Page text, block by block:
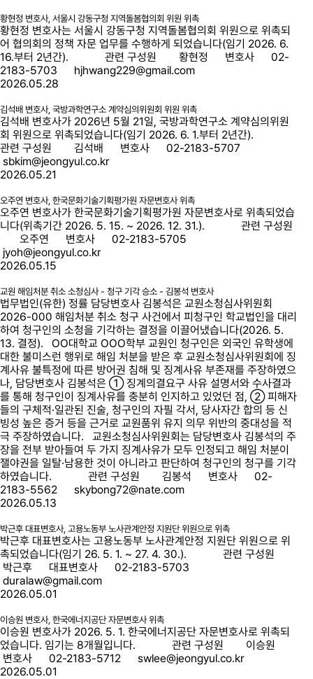
황현정 변호사, 서울시 강동구청 지역돌봄협의회 위원 위촉
황현정 변호사는 서울시 강동구청 지역돌봄협의회 위원으로 위촉되
어 협의회의 정책 자문 업무를 수행하게 되었습니다(임기 2026. 6.
16.부터 2년간). 관련 구성원 황현정 변호사 02-
2183-5703 hjhwang229@gmail.com
2026.05.28
김석배 변호사, 국방과학연구소 계약심의위원회 위원 위촉
김석배 변호사가 2026년 5월 21일, 국방과학연구소 계약심의위원
회 위원으로 위촉되었습니다(임기 2026. 6. 1.부터 2년간).
관련 구성원 김석배 변호사 02-2183-5707
sbkim@jeongyul.co.kr
2026.05.21
오주연 변호사, 한국문화기술기획평가원 자문변호사 위촉
오주연 변호사가 한국문화기술기획평가원 자문변호사로 위촉되었습
니다(위촉기간 2026. 5. 15. ~ 2026. 12. 31.). 관련 구성원
오주연 변호사 02-2183-5705
jyoh@jeongyul.co.kr
2026.05.15
교원 해임처분 취소 소청심사 - 청구 기각 승소 - 김봉석 변호사
법무법인(유한) 정률 담당변호사 김봉석은 교원소청심사위원회
2026-000 해임처분 취소 청구 사건에서 피청구인 학교법인을 대리
하여 청구인의 소청을 기각하는 결정을 이끌어냈습니다(2026. 5.
13. 결정). OO대학교 OOO학부 교원인 청구인은 외국인 유학생에
대한 불미스런 행위로 해임 처분을 받은 후 교원소청심사위원회에 징
계사유 불특정에 따른 방어권 침해 및 징계사유 부존재를 주장하였으
나, 담당변호사 김봉석은 ① 징계의결요구 사유 설명서와 수사결과
를 통해 청구인이 징계사유를 충분히 인지하고 있었던 점, ② 피해자
들의 구체적·일관된 진술, 청구인의 자필 각서, 당사자간 합의 등 신
빙성 높은 증거 등을 근거로 교원품위 유지 의무 위반의 중대성을 적
극 주장하였습니다. 교원소청심사위원회는 담당변호사 김봉석의 주
장을 전부 받아들여 두 가지 징계사유가 모두 인정되고 해임 처분이
잴야권을 일탈·남용한 것이 아니라고 판단하여 청구인의 청구를 기각
하였습니다. 관련 구성원 김봉석 변호사 02-
2183-5562 skybong72@nate.com
2026.05.13
박근후 대표변호사, 고용노동부 노사관계안정 지원단 위원으로 위촉
박근후 대표변호사는 고용노동부 노사관계안정 지원단 위원으로 위
촉되었습니다(임기 26. 5. 1. ~ 27. 4. 30.). 관련 구성원
박근후 대표변호사 02-2183-5703
duralaw@gmail.com
2026.05.01
이승원 변호사, 한국에너지공단 자문변호사 위촉
이승원 변호사가 2026. 5. 1. 한국에너지공단 자문변호사로 위촉되
었습니다. 임기는 8개월입니다. 관련 구성원 이승원
변호사 02-2183-5712 swlee@jeongyul.co.kr
2026.05.01